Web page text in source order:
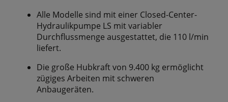
Alle Modelle sind mit einer Closed-Center-
Hydraulikpumpe LS mit variabler
Durchflussmenge ausgestattet, die 110 l/min
liefert.
Die große Hubkraft von 9.400 kg ermöglicht
zügiges Arbeiten mit schweren
Anbaugeräten.